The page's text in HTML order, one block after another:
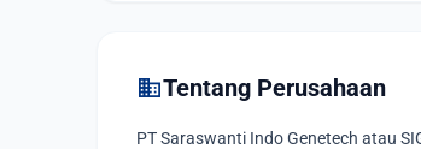
domainTentang Perusahaan
PT Saraswanti Indo Genetech atau